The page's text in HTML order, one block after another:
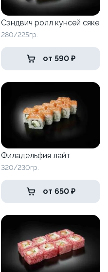
Сэндвич ролл кунсей сяке
280/225гр.
от 590 ₽
Филадельфия лайт
320/230гр.
от 650 ₽